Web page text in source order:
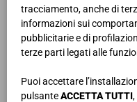
tracciamento, anche di
informazioni sui
pubblicitarie e di
terze parti legati alle
Puoi accettare
pulsanteACCETTA TUTTI